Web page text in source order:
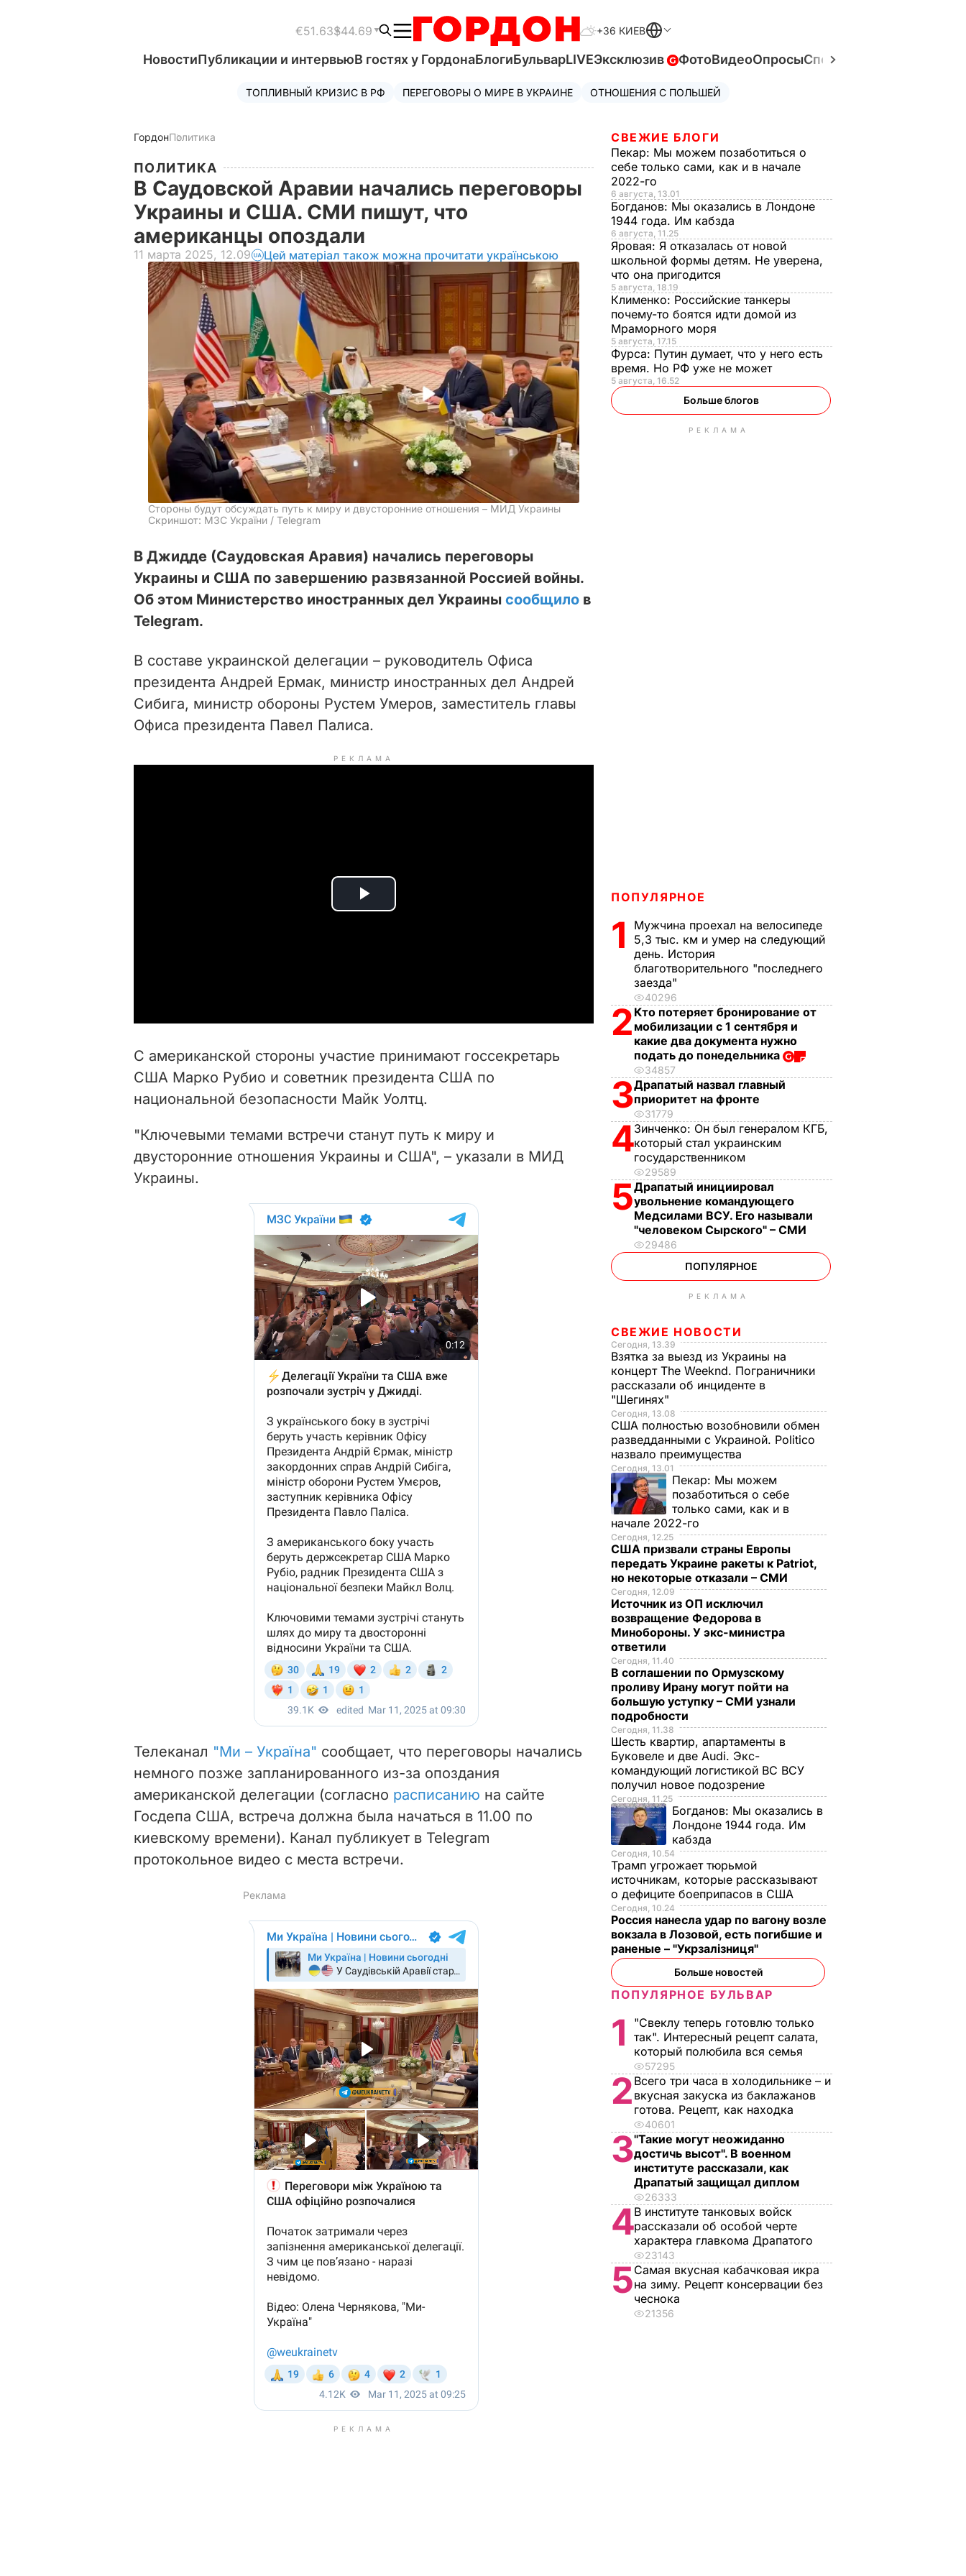
€51.63$44.69 +36 КИЕВ
НовостиПубликации и интервьюВ гостях у ГордонаБлогиБульварLIVEЭксклюзив ФотоВидеоОпросыСпецпроекты
ТОПЛИВНЫЙ КРИЗИС В РФ ПЕРЕГОВОРЫ О МИРЕ В УКРАИНЕ ОТНОШЕНИЯ С ПОЛЬШЕЙ
ГордонПолитика
ПОЛИТИКА
В Саудовской Аравии начались переговоры
Украины и США. СМИ пишут, что
американцы опоздали
11 марта 2025, 12.09 Цей матеріал також можна прочитати українською
Стороны будут обсуждать путь к миру и двусторонние отношения – МИД Украины
Скриншот: МЗС України / Telegram
В Джидде (Саудовская Аравия) начались переговоры
Украины и США по завершению развязанной Россией войны.
Об этом Министерство иностранных дел Украины сообщило в
Telegram.
В составе украинской делегации – руководитель Офиса
президента Андрей Ермак, министр иностранных дел Андрей
Сибига, министр обороны Рустем Умеров, заместитель главы
Офиса президента Павел Палиса.
РЕКЛАМА
P
i
d
e
o
С американской стороны участие принимают госсекретарь
США Марко Рубио и советник президента США по
национальной безопасности Майк Уолтц.
"Ключевыми темами встречи станут путь к миру и
двусторонние отношения Украины и США", – указали в МИД
Украины.
Телеканал "Ми – Україна" сообщает, что переговоры начались
немного позже запланированного из-за опоздания
американской делегации (согласно расписанию на сайте
Госдепа США, встреча должна была начаться в 11.00 по
киевскому времени). Канал публикует в Telegram
протокольное видео с места встречи.
РЕКЛАМА
СВЕЖИЕ БЛОГИ
Пекар: Мы можем позаботиться о
себе только сами, как и в начале
2022-го
6 августа, 13.01
Богданов: Мы оказались в Лондоне
1944 года. Им кабзда
6 августа, 11.25
Яровая: Я отказалась от новой
школьной формы детям. Не уверена,
что она пригодится
5 августа, 18.19
Клименко: Российские танкеры
почему-то боятся идти домой из
Мраморного моря
5 августа, 17.15
Фурса: Путин думает, что у него есть
время. Но РФ уже не может
5 августа, 16.52
Больше блогов
РЕКЛАМА
ПОПУЛЯРНОЕ
1
Мужчина проехал на велосипеде
5,3 тыс. км и умер на следующий
день. История
благотворительного "последнего
заезда"
40296
2 Кто потеряет бронирование от
мобилизации с 1 сентября и
какие два документа нужно
подать до понедельника
34857
3Драпатый назвал главный
приоритет на фронте
31779
4Зинченко: Он был генералом КГБ,
который стал украинским
государственником
29589
5Драпатый инициировал
увольнение командующего
Медсилами ВСУ. Его называли
"человеком Сырского" – СМИ
29486
ПОПУЛЯРНОЕ
РЕКЛАМА
СВЕЖИЕ НОВОСТИ
Сегодня, 13.39
Взятка за выезд из Украины на
концерт The Weeknd. Пограничники
рассказали об инциденте в
"Шегинях"
Сегодня, 13.08
США полностью возобновили обмен
разведданными с Украиной. Politico
назвало преимущества
Сегодня, 13.01
Пекар: Мы можем
позаботиться о себе
только сами, как и в
начале 2022-го
Сегодня, 12.25
США призвали страны Европы
передать Украине ракеты к Patriot,
но некоторые отказали – СМИ
Сегодня, 12.09
Источник из ОП исключил
возвращение Федорова в
Минобороны. У экс-министра
ответили
Сегодня, 11.40
В соглашении по Ормузскому
проливу Ирану могут пойти на
большую уступку – СМИ узнали
подробности
Сегодня, 11.38
Шесть квартир, апартаменты в
Буковеле и две Audi. Экс-
командующий логистикой ВС ВСУ
получил новое подозрение
Сегодня, 11.25
Богданов: Мы оказались в
Лондоне 1944 года. Им
кабзда
Сегодня, 10.54
Трамп угрожает тюрьмой
источникам, которые рассказывают
о дефиците боеприпасов в США
Сегодня, 10.24
Россия нанесла удар по вагону возле
вокзала в Лозовой, есть погибшие и
раненые – "Укрзалізниця"
Больше новостей
ПОПУЛЯРНОЕ БУЛЬВАР
1
"Свеклу теперь готовлю только
так". Интересный рецепт салата,
который полюбила вся семья
57295
2 Всего три часа в холодильнике – и
вкусная закуска из баклажанов
готова. Рецепт, как находка
40601
3"Такие могут неожиданно
достичь высот". В военном
институте рассказали, как
Драпатый защищал диплом
26333
4В институте танковых войск
рассказали об особой черте
характера главкома Драпатого
23143
5Самая вкусная кабачковая икра
на зиму. Рецепт консервации без
чеснока
21356